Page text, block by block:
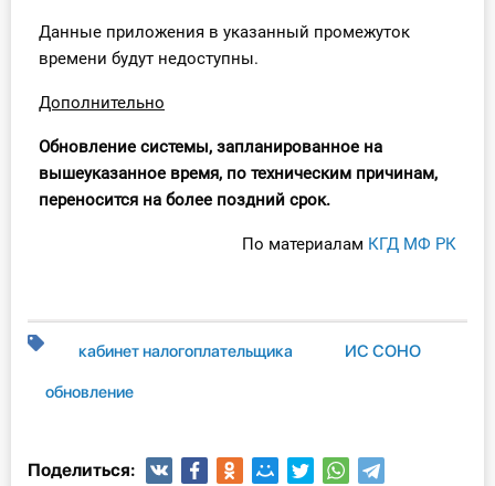
Практика ИП
Кадры. Труд. Зарплата.
Учет по отраслям
Юридический помощник
О Системе
Тестирование для
Данные приложения в указанный промежуток
времени будут недоступны.
Дополнительно
Обновление системы, запланированное на
вышеуказанное время, по техническим причинам,
переносится на более поздний срок.
По материалам КГД МФ РК
кабинет налогоплательщика ИС СОНО
обновление
Поделиться: